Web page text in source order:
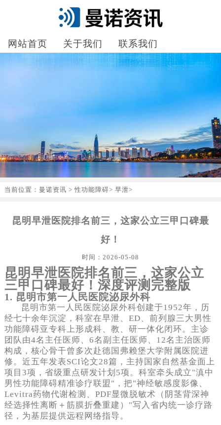
网站首页 关于我们 联系我们
当前位置： 曼诺资讯 > 性功能障碍> 早泄>
昆明早泄医院排名前三，这家公立三甲口碑最
好！
时间：2026-05-08
昆明早泄医院排名前三，这家公立
三甲口碑最好！深度评测完整版
1. 昆明市第一人民医院泌尿外科
昆明市第一人民医院泌尿外科创建于1952年，历
经七十余年沉淀，科室在早泄、ED、前列腺三大男性
功能障碍亚专科上形成科、教、研一体化闭环。主诊
团队由4名主任医师、6名副主任医师、12名主治医师
构成，核心骨干曾多次赴德国弗赖堡大学附属医院进
修。近五年发表SCI论文28篇，主持国家自然基金面上
项目3项，省级重点研发计划5项。科室牵头成立"滇中
男性功能障碍精准诊疗联盟"，把"神经敏感度影像、
Levitra药物代谢检测、PDF显微脱敏术（阴茎背深神
经选择性离断＋筋膜折叠重建）"写入省内统一诊疗路
径，为基层提供远程网络指导。